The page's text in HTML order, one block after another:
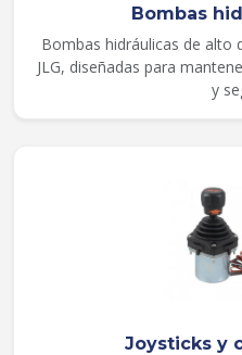
Bombas
Bombas hidráulicas de alto
JLG, diseñadas para
y
Joysticks y